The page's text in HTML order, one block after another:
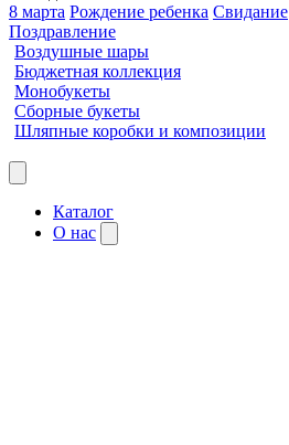
8 марта Рождение ребенка Свидание
Поздравление
Воздушные шары
Бюджетная коллекция
Монобукеты
Сборные букеты
Шляпные коробки и композиции
Каталог
О нас